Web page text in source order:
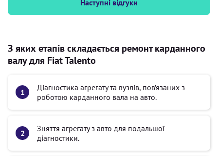
Наступні відгуки
З яких етапів складається ремонт карданного
валу для Fiat Talento
Діагностика агрегату та вузлів, пов’язаних з
роботою карданного вала на авто.
Зняття агрегату з авто для подальшої
діагностики.